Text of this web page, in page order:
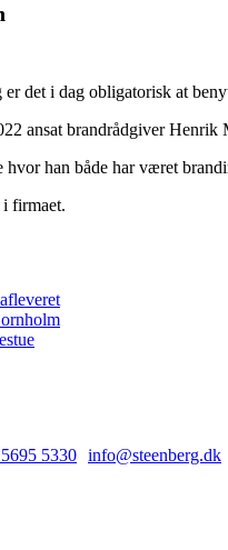
det i dag obligatorisk at
ansat brandrådgiver
han både har været
firmaet.
5330 info@steenberg.dk